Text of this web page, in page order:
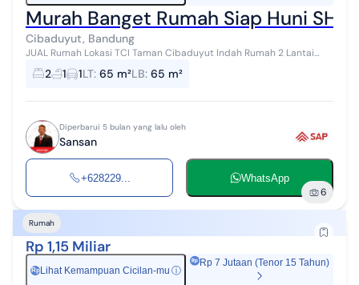
Murah Banget Rumah Siap Huni
Cibaduyut, Bandung
JUAL Rumah Lokasi TCI Taman Cibaduyut Indah Rumah 2 Lantai
Luas tanah 65 pbb Luas bangunan 65 pbb Ada garasi 1 mobil Full
Renovasi Bangunan Kok...
2 1 1LT: 65 m²LB: 65 m²
Diperbarui 5 bulan yang lalu oleh
Sansan
+628229... WhatsApp
6
Rumah
Rp 1,15 Miliar
Rp Lihat Kemampuan Cicilan-mu ⓘ
Rp 7 Jutaan (Tenor 15 Tahun)